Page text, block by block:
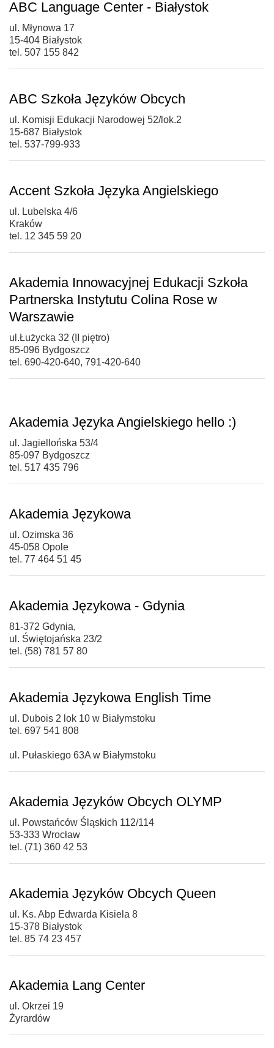
ABC Language Center - Białystok
ul. Młynowa 17
15-404 Białystok
tel. 507 155 842
ABC Szkoła Języków Obcych
ul. Komisji Edukacji Narodowej 52/lok.2
15-687 Białystok
tel. 537-799-933
Accent Szkoła Języka Angielskiego
ul. Lubelska 4/6
Kraków
tel. 12 345 59 20
Akademia Innowacyjnej Edukacji Szkoła
Partnerska Instytutu Colina Rose w
Warszawie
ul.Łużycka 32 (II piętro)
85-096 Bydgoszcz
tel. 690-420-640, 791-420-640
Akademia Języka Angielskiego hello :)
ul. Jagiellońska 53/4
85-097 Bydgoszcz
tel. 517 435 796
Akademia Językowa
ul. Ozimska 36
45-058 Opole
tel. 77 464 51 45
Akademia Językowa - Gdynia
81-372 Gdynia,
ul. Świętojańska 23/2
tel. (58) 781 57 80
Akademia Językowa English Time
ul. Dubois 2 lok 10 w Białymstoku
tel. 697 541 808
ul. Pułaskiego 63A w Białymstoku
Akademia Języków Obcych OLYMP
ul. Powstańców Śląskich 112/114
53-333 Wrocław
tel. (71) 360 42 53
Akademia Języków Obcych Queen
ul. Ks. Abp Edwarda Kisiela 8
15-378 Białystok
tel. 85 74 23 457
Akademia Lang Center
ul. Okrzei 19
Żyrardów